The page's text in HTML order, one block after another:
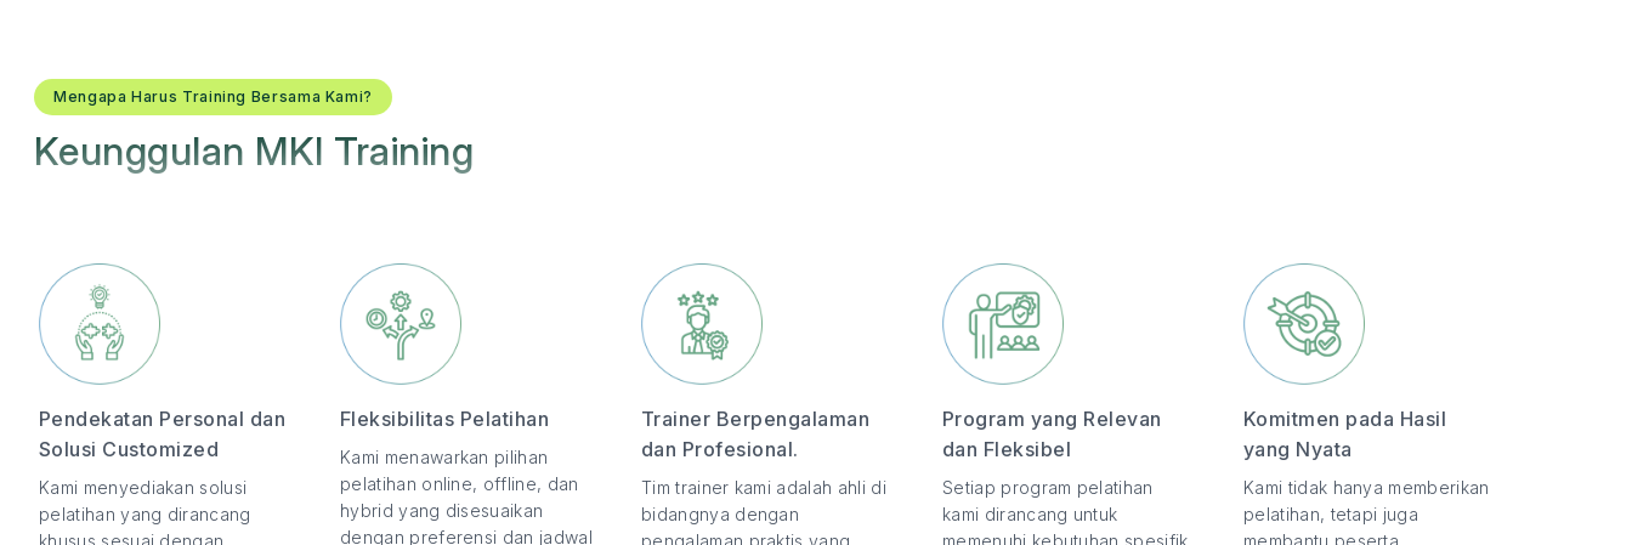
Mengapa Harus Training Bersama Kami?
Keunggulan MKI Training
Pendekatan Personal dan
Solusi Customized
Kami menyediakan solusi
pelatihan yang dirancang
khusus sesuai dengan
Fleksibilitas Pelatihan
Kami menawarkan pilihan
pelatihan online, offline, dan
hybrid yang disesuaikan
dengan preferensi dan jadwal
Trainer Berpengalaman
dan Profesional.
Tim trainer kami adalah ahli di
bidangnya dengan
pengalaman praktis yang
Program yang Relevan
dan Fleksibel
Setiap program pelatihan
kami dirancang untuk
memenuhi kebutuhan spesifik
Komitmen pada Hasil
yang Nyata
Kami tidak hanya memberikan
pelatihan, tetapi juga
membantu peserta